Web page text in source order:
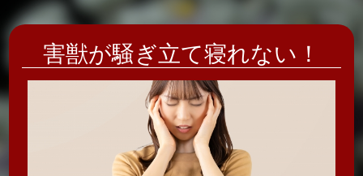
害獣が騒ぎ立て寝れない！